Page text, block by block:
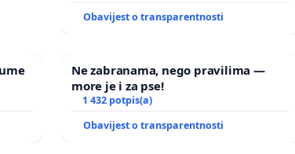
Obavijest o transparentnosti
Ne zabranama, nego pravilima —
more je i za pse!
1 432 potpis(a)
Obavijest o transparentnosti